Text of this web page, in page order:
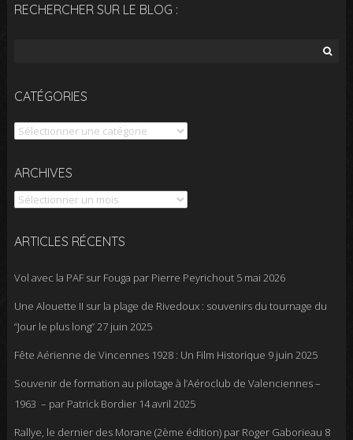
RECHERCHER SUR LE BLOG :
CATÉGORIES
Catégories
ARCHIVES
Archives
ARTICLES RÉCENTS
Vol avec la PAF sur Fouga par Pierre Peyrichout 5 mai 2026
Une Alouette II sur la plage de Rivedoux : souvenirs du tournage du
“Jour le plus long”27 juin 2025
Fête Aérienne de Vincennes 1928 : Un Film Historique 9 juin 2025
Souvenir de formation au pilotage à l’Aéroclub de Valenciennes –
1963 – par Patrick Bordier 14 avril 2025
Rallye, le dernier des Morane (2ème édition) par Roger Gaborieau 8